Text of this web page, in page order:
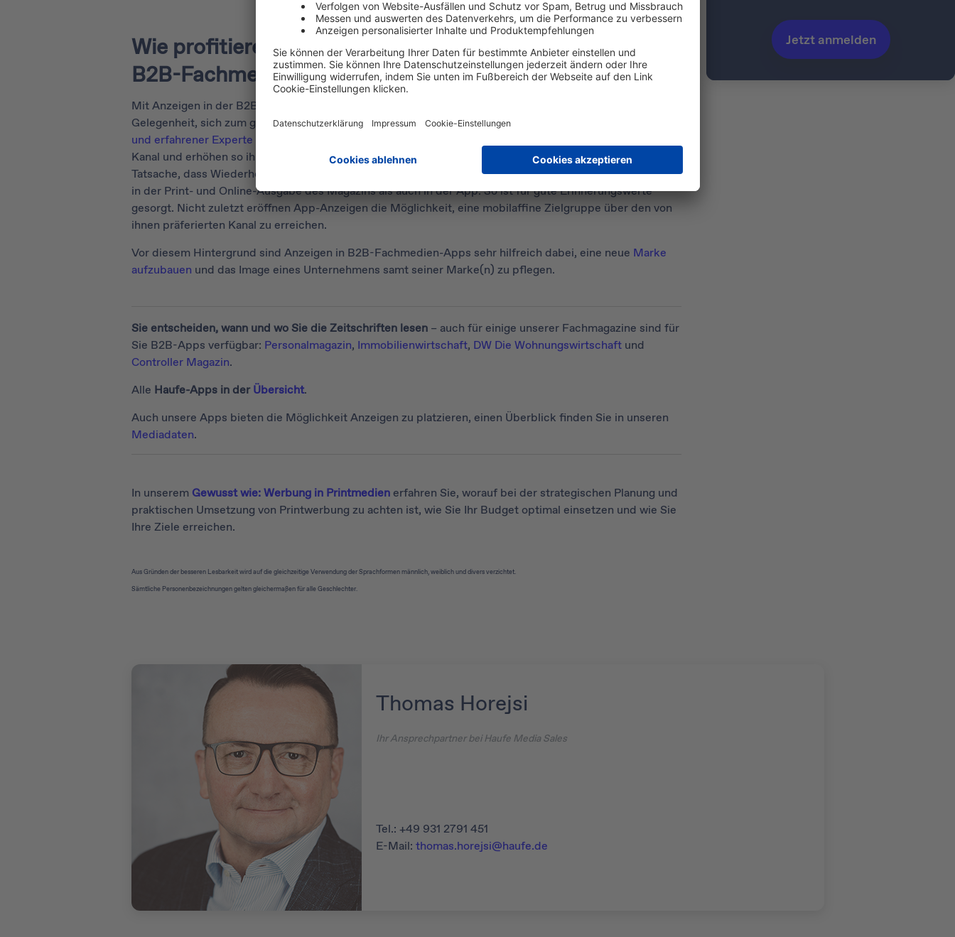
Wie profitieren B2B-Unternehmen von Anzeigen in einer
B2B-Fachmedien-App?
Mit Anzeigen in der B2B-App eines renommierten Fachmediums erhalten B2B-Unternehmen die
Gelegenheit, sich zum gewünschten Schwerpunktthema in der eigenen Zielgruppe als
und erfahrener Experte
Kanal und erhöhen so ihre Sichtbarkeit bei potenziellen Kunden. Diese Wirkung verstärkt sich durch die
Tatsache, dass Wiederholungskontakte entstehen: Leser begegnen dem werbenden Unternehmen sowohl
in der Print- und Online-Ausgabe des Magazins als auch in der App. So ist für gute Erinnerungswerte
gesorgt. Nicht zuletzt eröffnen App-Anzeigen die Möglichkeit, eine mobilaffine Zielgruppe über den von
ihnen präferierten Kanal zu erreichen.
Vor diesem Hintergrund sind Anzeigen in B2B-Fachmedien-Apps sehr hilfreich dabei, eine neue Marke
aufzubauen und das Image eines Unternehmens samt seiner Marke(n) zu pflegen.
Sie entscheiden, wann und wo Sie die Zeitschriften lesen– auch für einige unserer Fachmagazine sind für
Sie B2B-Apps verfügbar: Personalmagazin, Immobilienwirtschaft, DW Die Wohnungswirtschaftund
Controller Magazin.
Alle Haufe-Apps in derÜbersicht.
Auch unsere Apps bieten die Möglichkeit Anzeigen zu platzieren, einen Überblick finden Sie in unseren
Mediadaten.
In unserem Gewusst wie: Werbung in Printmedienerfahren Sie, worauf bei der strategischen Planung und
praktischen Umsetzung von Printwerbung zu achten ist, wie Sie Ihr Budget optimal einsetzen und wie Sie
Ihre Ziele erreichen.
Aus Gründen der besseren Lesbarkeit wird auf die gleichzeitige Verwendung der Sprachformen männlich, weiblich und divers verzichtet.
Sämtliche Personenbezeichnungen gelten gleichermaßen für alle Geschlechter.
Thomas Horejsi
Ihr Ansprechpartner bei Haufe Media Sales
Tel.: +49 931 2791 451
E-Mail:thomas.horejsi@haufe.de
Jetzt anmelden